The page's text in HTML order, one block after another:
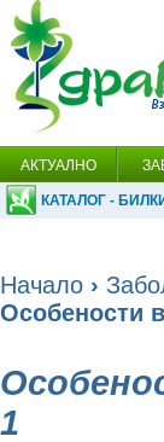
АКТУАЛНО
КАТАЛОГ -
Начало ›
Особености
1